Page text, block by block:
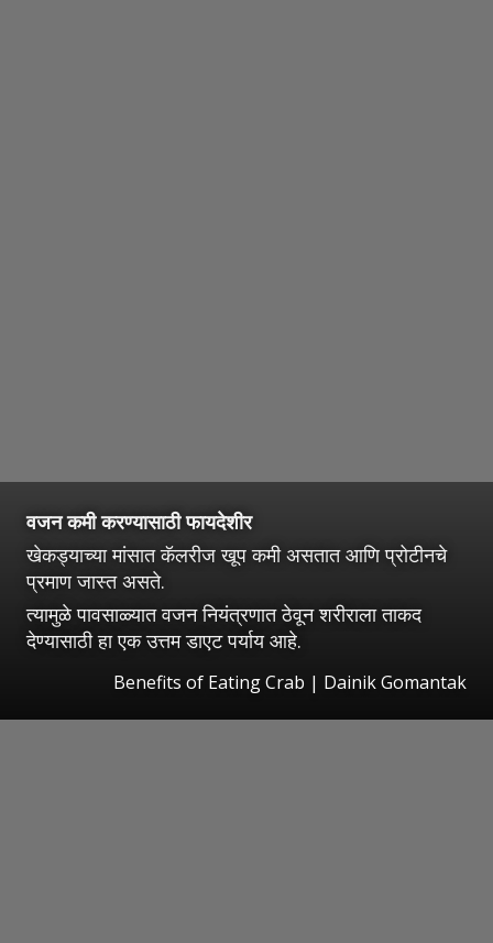
वजन कमी करण्यासाठी फायदेशीर
खेकड्याच्या मांसात कॅलरीज खूप कमी असतात आणि प्रोटीनचे
प्रमाण जास्त असते.
त्यामुळे पावसाळ्यात वजन नियंत्रणात ठेवून शरीराला ताकद
देण्यासाठी हा एक उत्तम डाएट पर्याय आहे.
Benefits of Eating Crab | Dainik Gomantak